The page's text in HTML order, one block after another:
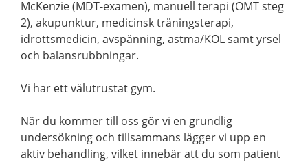
McKenzie (MDT-examen), manuell terapi (OMT steg
2), akupunktur, medicinsk träningsterapi,
idrottsmedicin, avspänning, astma/KOL samt yrsel
och balansrubbningar.
Vi har ett välutrustat gym.
När du kommer till oss gör vi en grundlig
undersökning och tillsammans lägger vi upp en
aktiv behandling, vilket innebär att du som patient